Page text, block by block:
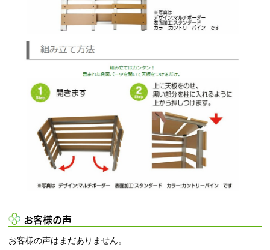
お客様の声
お客様の声はまだありません。